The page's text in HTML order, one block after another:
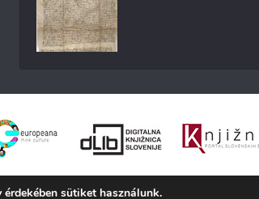
sütiket használunk.